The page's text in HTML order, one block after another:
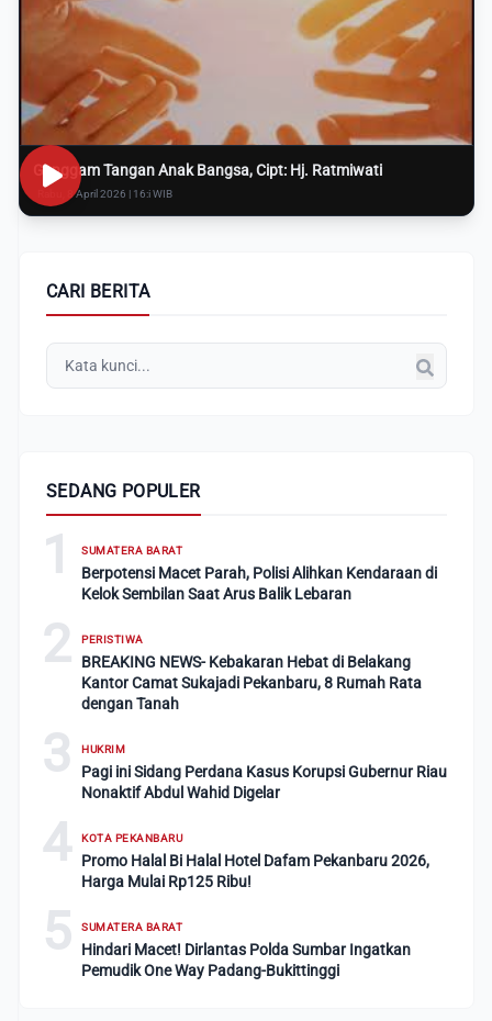
Genggam Tangan Anak Bangsa, Cipt: Hj. Ratmiwati
Rabu, 8 April 2026 | 16:i WIB
CARI BERITA
SEDANG POPULER
1 SUMATERA BARAT
Berpotensi Macet Parah, Polisi Alihkan Kendaraan di
Kelok Sembilan Saat Arus Balik Lebaran
2 PERISTIWA
BREAKING NEWS- Kebakaran Hebat di Belakang
Kantor Camat Sukajadi Pekanbaru, 8 Rumah Rata
dengan Tanah
3 HUKRIM
Pagi ini Sidang Perdana Kasus Korupsi Gubernur Riau
Nonaktif Abdul Wahid Digelar
4 KOTA PEKANBARU
Promo Halal Bi Halal Hotel Dafam Pekanbaru 2026,
Harga Mulai Rp125 Ribu!
5 SUMATERA BARAT
Hindari Macet! Dirlantas Polda Sumbar Ingatkan
Pemudik One Way Padang-Bukittinggi